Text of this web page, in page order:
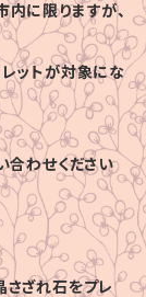
に限りますが、
ットが対象にな
合わせください
さざれ石をプレ